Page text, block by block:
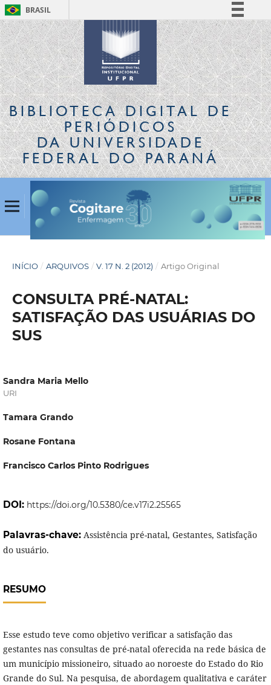
BRASIL
Simplifique!
Comunica BR
Participe
Acesso à informação
Legislação
Canais
BIBLIOTECA DIGITALDE
PERIÓDICOS
DA UNIVERSIDADE
FEDERAL DO PARANÁ
INÍCIO / ARQUIVOS / V. 17 N. 2 (2012) / Artigo Original
CONSULTA PRÉ-NATAL:
SATISFAÇÃO DAS USUÁRIAS DO
SUS
Sandra Maria Mello
URI
Tamara Grando
Rosane Fontana
Francisco Carlos Pinto Rodrigues
DOI: https://doi.org/10.5380/ce.v17i2.25565
Palavras-chave: Assistência pré-natal, Gestantes, Satisfação
do usuário.
RESUMO
Esse estudo teve como objetivo verificar a satisfação das
gestantes nas consultas de pré-natal oferecida na rede básica de
um município missioneiro, situado ao noroeste do Estado do Rio
Grande do Sul. Na pesquisa, de abordagem qualitativa e caráter